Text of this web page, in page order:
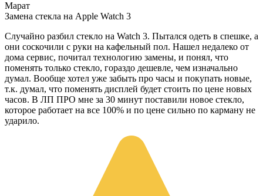
Марат
Замена стекла на Apple Watch 3
Случайно разбил стекло на Watch 3. Пытался одеть в спешке, а
они соскочили с руки на кафельный пол. Нашел недалеко от
дома сервис, почитал технологию замены, и понял, что
поменять только стекло, гораздо дешевле, чем изначально
думал. Вообще хотел уже забыть про часы и покупать новые,
т.к. думал, что поменять дисплей будет стоить по цене новых
часов. В ЛП ПРО мне за 30 минут поставили новое стекло,
которое работает на все 100% и по цене сильно по карману не
ударило.